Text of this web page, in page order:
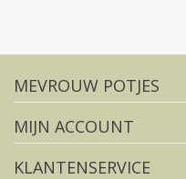
FACEBOOK
MEVROUW POTJES
MIJN ACCOUNT
KLANTENSERVICE